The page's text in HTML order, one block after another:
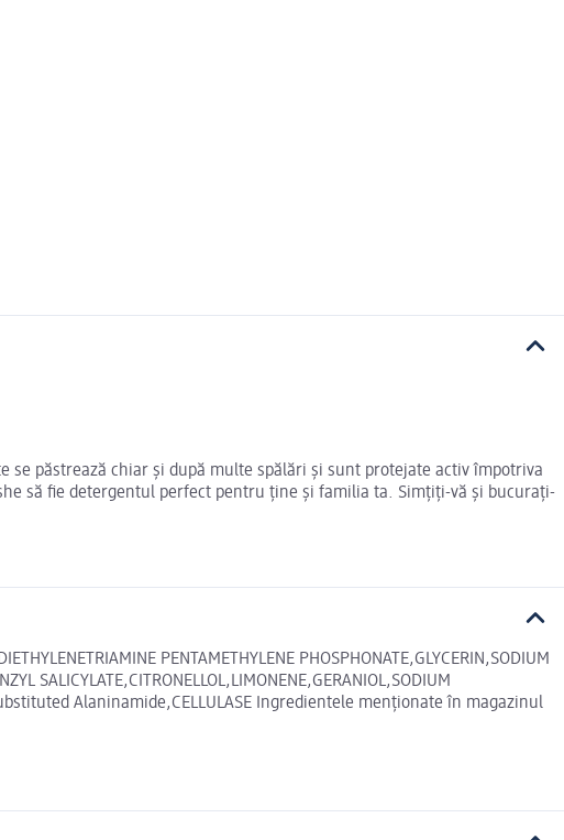
păstrează chiar și după multe spălări și sunt protejate activ împotriva
să fie detergentul perfect pentru ține și familia ta. Simțiți-vă și bucurați-
PENTAMETHYLENE PHOSPHONATE,GLYCERIN,SODIUM
SALICYLATE,CITRONELLOL,LIMONENE,GERANIOL,SODIUM
Alaninamide,CELLULASE Ingredientele menționate în magazinul